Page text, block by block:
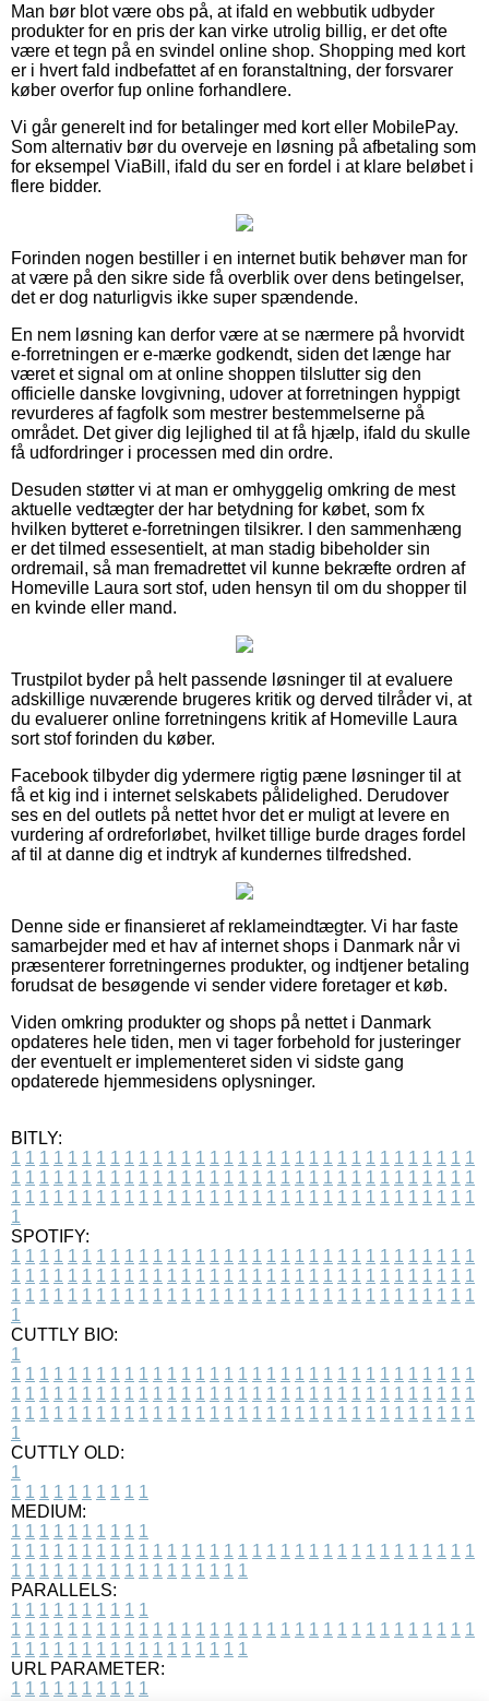
Man bør blot være obs på, at ifald en webbutik udbyder
produkter for en pris der kan virke utrolig billig, er det ofte
være et tegn på en svindel online shop. Shopping med kort
er i hvert fald indbefattet af en foranstaltning, der forsvarer
køber overfor fup online forhandlere.
Vi går generelt ind for betalinger med kort eller MobilePay.
Som alternativ bør du overveje en løsning på afbetaling som
for eksempel ViaBill, ifald du ser en fordel i at klare beløbet i
flere bidder.
Forinden nogen bestiller i en internet butik behøver man for
at være på den sikre side få overblik over dens betingelser,
det er dog naturligvis ikke super spændende.
En nem løsning kan derfor være at se nærmere på hvorvidt
e-forretningen er e-mærke godkendt, siden det længe har
været et signal om at online shoppen tilslutter sig den
officielle danske lovgivning, udover at forretningen hyppigt
revurderes af fagfolk som mestrer bestemmelserne på
området. Det giver dig lejlighed til at få hjælp, ifald du skulle
få udfordringer i processen med din ordre.
Desuden støtter vi at man er omhyggelig omkring de mest
aktuelle vedtægter der har betydning for købet, som fx
hvilken bytteret e-forretningen tilsikrer. I den sammenhæng
er det tilmed essesentielt, at man stadig bibeholder sin
ordremail, så man fremadrettet vil kunne bekræfte ordren af
Homeville Laura sort stof, uden hensyn til om du shopper til
en kvinde eller mand.
Trustpilot byder på helt passende løsninger til at evaluere
adskillige nuværende brugeres kritik og derved tilråder vi, at
du evaluerer online forretningens kritik af Homeville Laura
sort stof forinden du køber.
Facebook tilbyder dig ydermere rigtig pæne løsninger til at
få et kig ind i internet selskabets pålidelighed. Derudover
ses en del outlets på nettet hvor det er muligt at levere en
vurdering af ordreforløbet, hvilket tillige burde drages fordel
af til at danne dig et indtryk af kundernes tilfredshed.
Denne side er finansieret af reklameindtægter. Vi har faste
samarbejder med et hav af internet shops i Danmark når vi
præsenterer forretningernes produkter, og indtjener betaling
forudsat de besøgende vi sender videre foretager et køb.
Viden omkring produkter og shops på nettet i Danmark
opdateres hele tiden, men vi tager forbehold for justeringer
der eventuelt er implementeret siden vi sidste gang
opdaterede hjemmesidens oplysninger.
BITLY:
1 1 1 1 1 1 1 1 1 1 1 1 1 1 1 1 1 1 1 1 1 1 1 1 1 1 1 1 1 1 1 1 1
1 1 1 1 1 1 1 1 1 1 1 1 1 1 1 1 1 1 1 1 1 1 1 1 1 1 1 1 1 1 1 1 1
1 1 1 1 1 1 1 1 1 1 1 1 1 1 1 1 1 1 1 1 1 1 1 1 1 1 1 1 1 1 1 1 1
1
SPOTIFY:
1 1 1 1 1 1 1 1 1 1 1 1 1 1 1 1 1 1 1 1 1 1 1 1 1 1 1 1 1 1 1 1 1
1 1 1 1 1 1 1 1 1 1 1 1 1 1 1 1 1 1 1 1 1 1 1 1 1 1 1 1 1 1 1 1 1
1 1 1 1 1 1 1 1 1 1 1 1 1 1 1 1 1 1 1 1 1 1 1 1 1 1 1 1 1 1 1 1 1
1
CUTTLY BIO:
1
1 1 1 1 1 1 1 1 1 1 1 1 1 1 1 1 1 1 1 1 1 1 1 1 1 1 1 1 1 1 1 1 1
1 1 1 1 1 1 1 1 1 1 1 1 1 1 1 1 1 1 1 1 1 1 1 1 1 1 1 1 1 1 1 1 1
1 1 1 1 1 1 1 1 1 1 1 1 1 1 1 1 1 1 1 1 1 1 1 1 1 1 1 1 1 1 1 1 1
1
CUTTLY OLD:
1
1 1 1 1 1 1 1 1 1 1
MEDIUM:
1 1 1 1 1 1 1 1 1 1
1 1 1 1 1 1 1 1 1 1 1 1 1 1 1 1 1 1 1 1 1 1 1 1 1 1 1 1 1 1 1 1 1
1 1 1 1 1 1 1 1 1 1 1 1 1 1 1 1 1
PARALLELS:
1 1 1 1 1 1 1 1 1 1
1 1 1 1 1 1 1 1 1 1 1 1 1 1 1 1 1 1 1 1 1 1 1 1 1 1 1 1 1 1 1 1 1
1 1 1 1 1 1 1 1 1 1 1 1 1 1 1 1 1
URL PARAMETER:
1 1 1 1 1 1 1 1 1 1